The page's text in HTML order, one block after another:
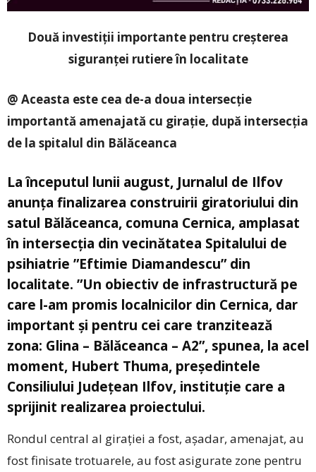
Două investiții importante pentru creșterea
siguranței rutiere în localitate
@ Aceasta este cea de-a doua intersecție
importantă amenajată cu girație, după intersecția
de la spitalul din Bălăceanca
La începutul lunii august, Jurnalul de Ilfov
anunța finalizarea construirii giratoriului din
satul Bălăceanca, comuna Cernica, amplasat
în intersecția din vecinătatea Spitalului de
psihiatrie ”Eftimie Diamandescu” din
localitate. ”Un obiectiv de infrastructură pe
care l-am promis localnicilor din Cernica, dar
important și pentru cei care tranzitează
zona: Glina – Bălăceanca – A2”, spunea, la acel
moment, Hubert Thuma, președintele
Consiliului Județean Ilfov, instituție care a
sprijinit realizarea proiectului.
Rondul central al girației a fost, așadar, amenajat, au
fost finisate trotuarele, au fost asigurate zone pentru